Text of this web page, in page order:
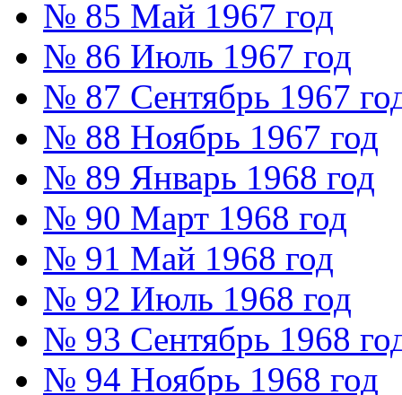
№ 85 Май 1967 год
№ 86 Июль 1967 год
№ 87 Сентябрь 1967
№ 88 Ноябрь 1967 год
№ 89 Январь 1968 год
№ 90 Март 1968 год
№ 91 Май 1968 год
№ 92 Июль 1968 год
№ 93 Сентябрь 1968
№ 94 Ноябрь 1968 год